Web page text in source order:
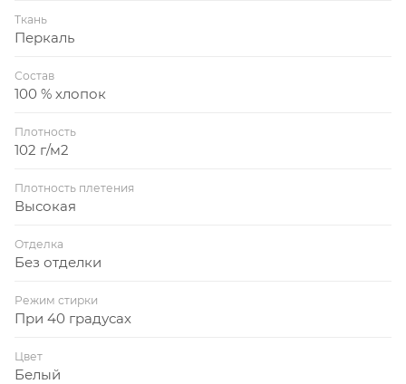
Ткань
Перкаль
Состав
100 % хлопок
Плотность
102 г/м2
Плотность плетения
Высокая
Отделка
Без отделки
Режим стирки
При 40 градусах
Цвет
Белый